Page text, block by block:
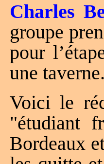
Charles
groupe
pour
une taverne.
Voici le
"étudiant
Bordeaux